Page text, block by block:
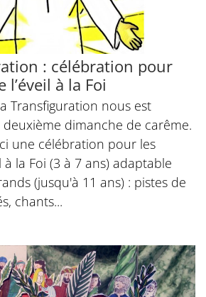
: célébration pour
l’éveil à la Foi
Transfiguration nous est
dimanche de carême.
une célébration pour les
à la Foi (3 à 7 ans) adaptable
(jusqu'à 11 ans) : pistes de
chants...